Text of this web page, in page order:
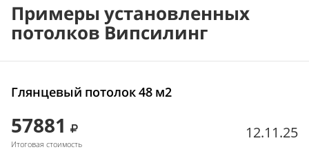
Примеры установленных
потолков Випсилинг
Глянцевый потолок 48 м2
57881
Итоговая стоимость
12.11.25